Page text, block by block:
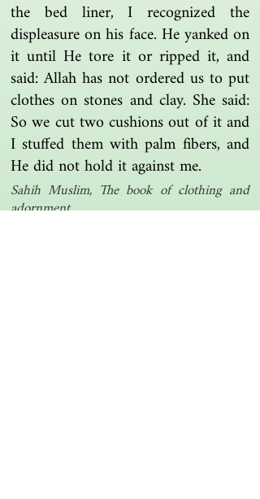
the bed liner, I recognized the
displeasure on his face. He yanked on
it until He tore it or ripped it, and
said: Allah has not ordered us to put
clothes on stones and clay. She said:
So we cut two cushions out of it and
I stuffed them with palm fibers, and
He did not hold it against me.
Sahih Muslim, The book of clothing and
adornment